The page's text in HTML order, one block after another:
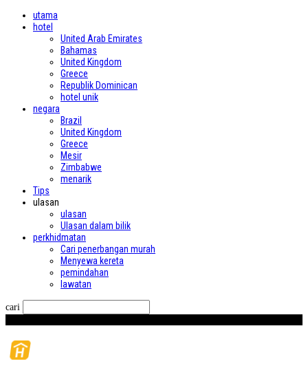
utama
hotel
United Arab Emirates
Bahamas
United Kingdom
Greece
Republik Dominican
hotel unik
negara
Brazil
United Kingdom
Greece
Mesir
Zimbabwe
menarik
Tips
ulasan
ulasan
Ulasan dalam bilik
perkhidmatan
Cari penerbangan murah
Menyewa kereta
pemindahan
lawatan
cari